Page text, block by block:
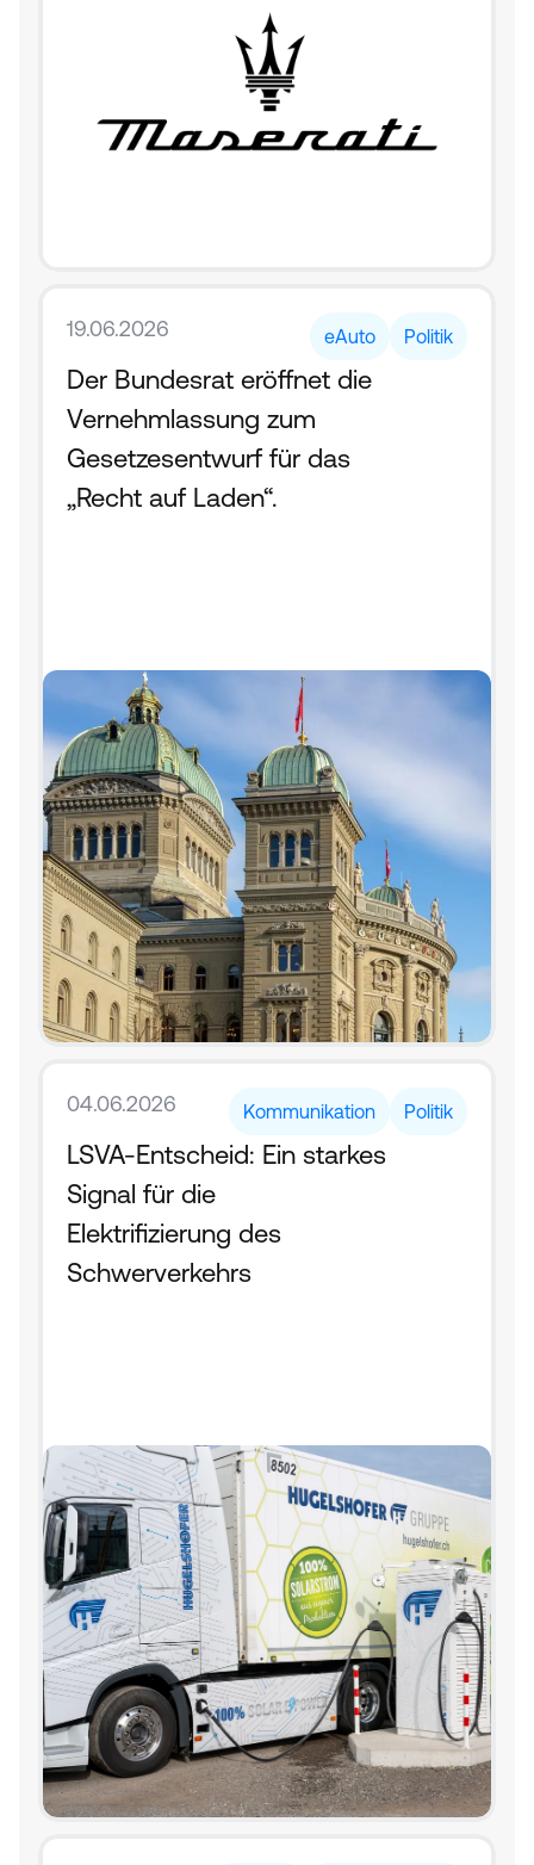
19.06.2026 eAuto Politik
Der Bundesrat eröffnet die
Vernehmlassung zum
Gesetzesentwurf für das
„Recht auf Laden“.
04.06.2026 Kommunikation Politik
LSVA-Entscheid: Ein starkes
Signal für die
Elektrifizierung des
Schwerverkehrs